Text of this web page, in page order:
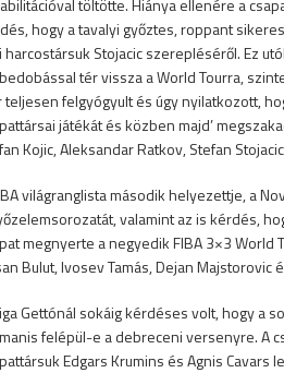
töltötte. Hiánya ellenére a
hogy a tavalyi győztes, roppant
harcostársuk Stojacic szerepléséről. Ez
tér vissza a World Tourra,
teljesen felgyógyult és úgy nyilatkozott,
játékát és közben majd’
Kojic, Aleksandar Ratkov, Stefan
világranglista második helyezettje, a
valamint az is kérdés,
megnyerte a negyedik FIBA 3×3 World
Bulut, Ivosev Tamás, Dejan Majstorovic
Gettónál sokáig kérdéses volt, hogy a
felépül-e a debreceni versenyre. A
Edgars Krumins és Agnis Cavars